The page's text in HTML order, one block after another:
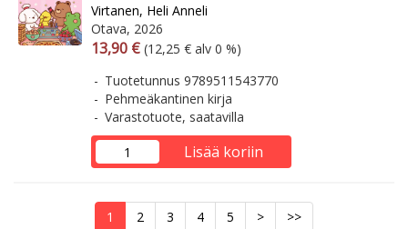
Virtanen, Heli Anneli
Otava, 2026
Arvonlisäverollinen hinta
13,90 € Arvonlisäveroton hinta
(12,25 € alv 0 %)
Tuotetunnus 9789511543770
Pehmeäkantinen kirja
Varastotuote, saatavilla
Lisää koriin
1 2 3 4 5 > >>